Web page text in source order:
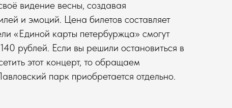
видение весны, создавая
и эмоций. Цена билетов составляет
«Единой карты петербуржца» смогут
рублей. Если вы решили остановиться в
этот концерт, то обращаем
парк приобретается отдельно.